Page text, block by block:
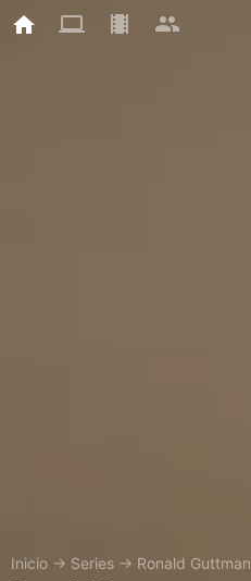
Inicio → Series → Ronald Guttman